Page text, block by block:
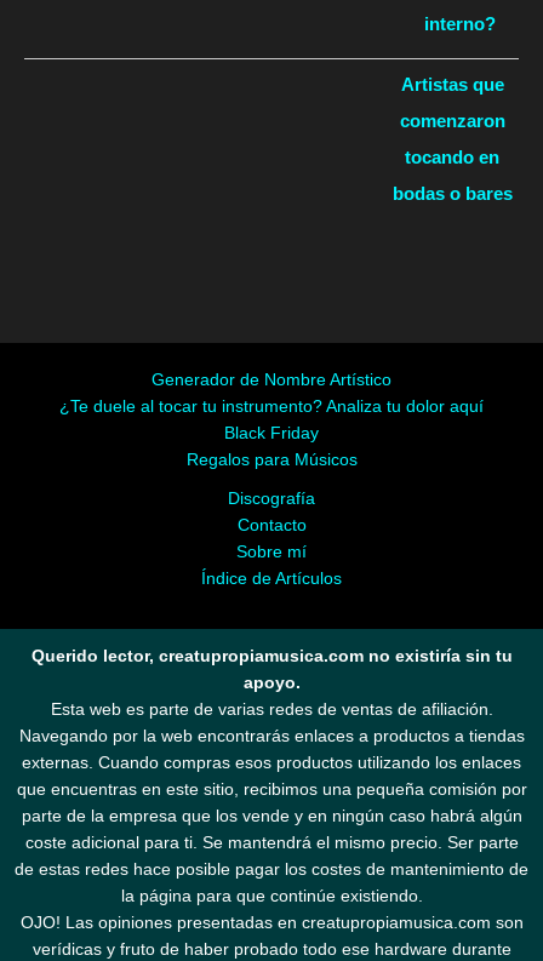
interno?
Artistas que
comenzaron
tocando en
bodas o bares
Generador de Nombre Artístico
¿Te duele al tocar tu instrumento? Analiza tu dolor aquí
Black Friday
Regalos para Músicos
Discografía
Contacto
Sobre mí
Índice de Artículos
Querido lector, creatupropiamusica.com no existiría sin tu
apoyo.
Esta web es parte de varias redes de ventas de afiliación.
Navegando por la web encontrarás enlaces a productos a tiendas
externas. Cuando compras esos productos utilizando los enlaces
que encuentras en este sitio, recibimos una pequeña comisión por
parte de la empresa que los vende y en ningún caso habrá algún
coste adicional para ti. Se mantendrá el mismo precio. Ser parte
de estas redes hace posible pagar los costes de mantenimiento de
la página para que continúe existiendo.
OJO! Las opiniones presentadas en creatupropiamusica.com son
verídicas y fruto de haber probado todo ese hardware durante